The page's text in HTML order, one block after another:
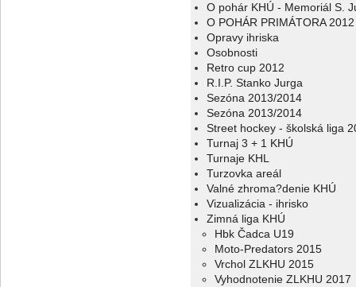
O pohár KHÚ - Memoriál S.
O POHÁR PRIMÁTORA 2012
Opravy ihriska
Osobnosti
Retro cup 2012
R.I.P. Stanko Jurga
Sezóna 2013/2014
Sezóna 2013/2014
Street hockey - školská liga
Turnaj 3 + 1 KHÚ
Turnaje KHL
Turzovka areál
Valné zhroma?denie KHÚ
Vizualizácia - ihrisko
Zimná liga KHÚ
Hbk Čadca U19
Moto-Predators 2015
Vrchol ZLKHU 2015
Vyhodnotenie ZLKHU 2017